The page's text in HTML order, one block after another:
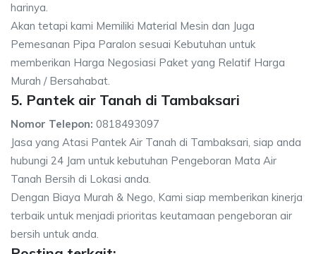
harinya.
Akan tetapi kami Memiliki Material Mesin dan Juga
Pemesanan Pipa Paralon sesuai Kebutuhan untuk
memberikan Harga Negosiasi Paket yang Relatif Harga
Murah / Bersahabat.
5. Pantek air Tanah di Tambaksari
Nomor Telepon: 0818493097
Jasa yang Atasi Pantek Air Tanah di Tambaksari, siap anda
hubungi 24 Jam untuk kebutuhan Pengeboran Mata Air
Tanah Bersih di Lokasi anda.
Dengan Biaya Murah & Nego, Kami siap memberikan kinerja
terbaik untuk menjadi prioritas keutamaan pengeboran air
bersih untuk anda.